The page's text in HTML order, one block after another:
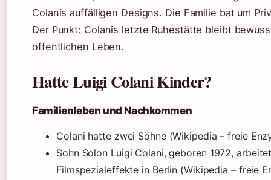
Colanis auffälligen Designs. Die Familie bat um
Der Punkt: Colanis letzte Ruhestätte bleibt
öffentlichen Leben.
Hatte Luigi Colani Kinder?
Familienleben und Nachkommen
Colani hatte zwei Söhne (Wikipedia – freie
Sohn Solon Luigi Colani, geboren 1972,
Filmspezialeffekte in Berlin (Wikipedia – freie